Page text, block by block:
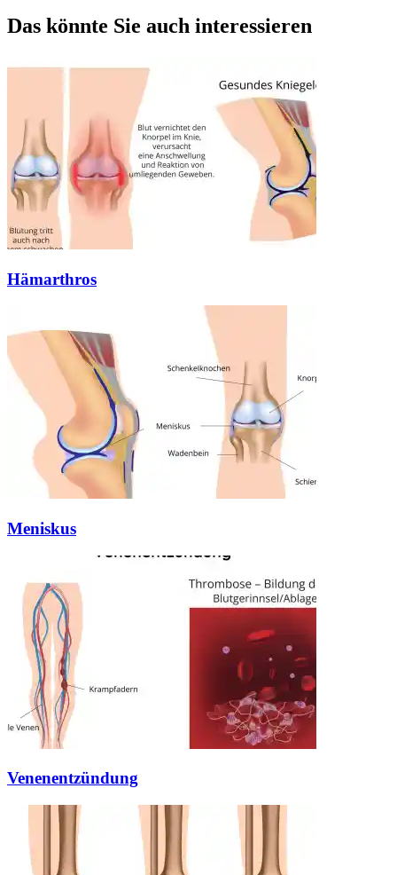
Das könnte Sie auch interessieren
Hämarthros
Meniskus
Venenentzündung